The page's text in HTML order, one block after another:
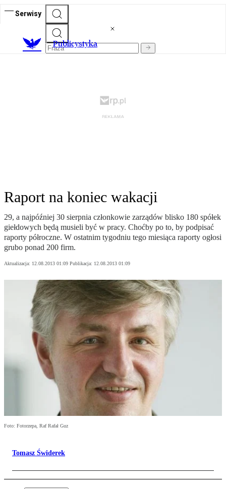
Serwisy
Publicystyka
Raport na koniec wakacji
29, a najpóźniej 30 sierpnia członkowie zarządów blisko 180 spółek
giełdowych będą musieli być w pracy. Choćby po to, by podpisać
raporty półroczne. W ostatnim tygodniu tego miesiąca raporty ogłosi
grubo ponad 200 firm.
Aktualizacja: 12.08.2013 01:09 Publikacja: 12.08.2013 01:09
Foto: Fotorzepa, Raf Rafał Guz
Tomasz Świderek